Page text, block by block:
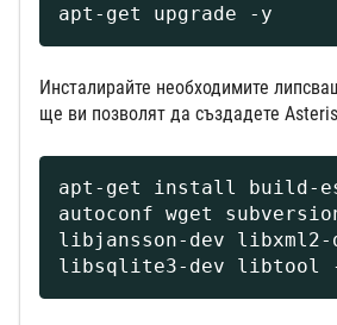
apt-get upgrade -y
Инсталирайте необходимите
ще ви позволят да създадете
apt-get install build-
autoconf wget
libjansson-dev libxml2-
libsqlite3-dev libtool